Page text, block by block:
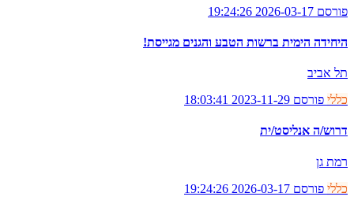
פורסם 2026-03-17 19:24:26
היחידה הימית ברשות הטבע והגנים מגייסת!
תל אביב
כללי פורסם 2023-11-29 18:03:41
דרוש/ה אנליסט/ית
רמת גן
כללי פורסם 2026-03-17 19:24:26